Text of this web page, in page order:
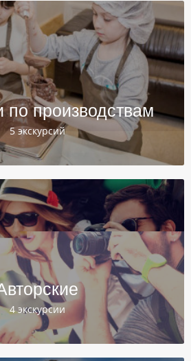
по производствам
5 экскурсий
4 экскурсии